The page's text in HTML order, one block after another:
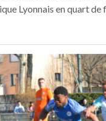
Lyonnais en quart de